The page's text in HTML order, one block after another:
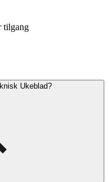
tilgang
Ukeblad?